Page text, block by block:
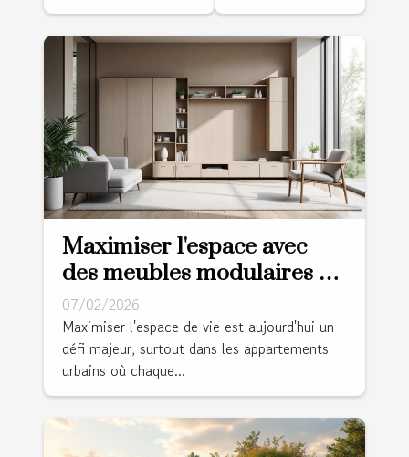
Maximiser l'espace avec
des meubles modulaires et
multifonctions
07/02/2026
Maximiser l'espace de vie est aujourd'hui un
défi majeur, surtout dans les appartements
urbains où chaque...